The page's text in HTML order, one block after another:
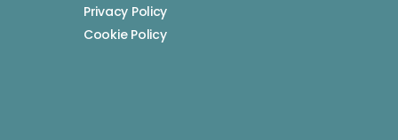
Privacy Policy
Cookie Policy